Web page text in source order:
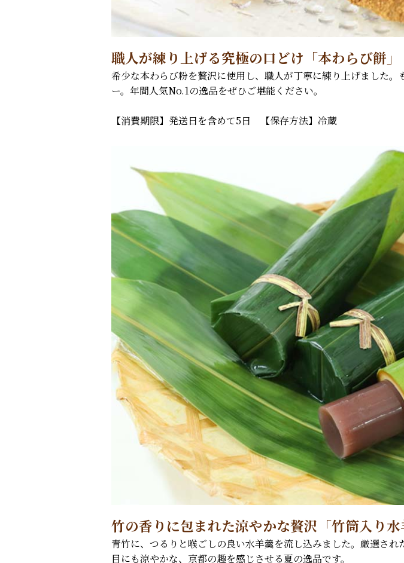
職人が練り上げる究極の口どけ「本わらび餅」
希少な本わらび粉を贅沢に使用し、職人が丁寧に練り上げました
ー。年間人気No.1の逸品をぜひご堪能ください。
【消費期限】発送日を含めて5日 【保存方法】冷蔵
竹の香りに包まれた涼やかな贅沢「竹筒入り水
青竹に、つるりと喉ごしの良い水羊羹を流し込みました。厳選され
目にも涼やかな、京都の趣を感じさせる夏の逸品です。